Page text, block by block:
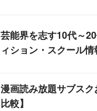
芸能界を志す10代～
ィション・スクール
漫画読み放題サブス
比較】